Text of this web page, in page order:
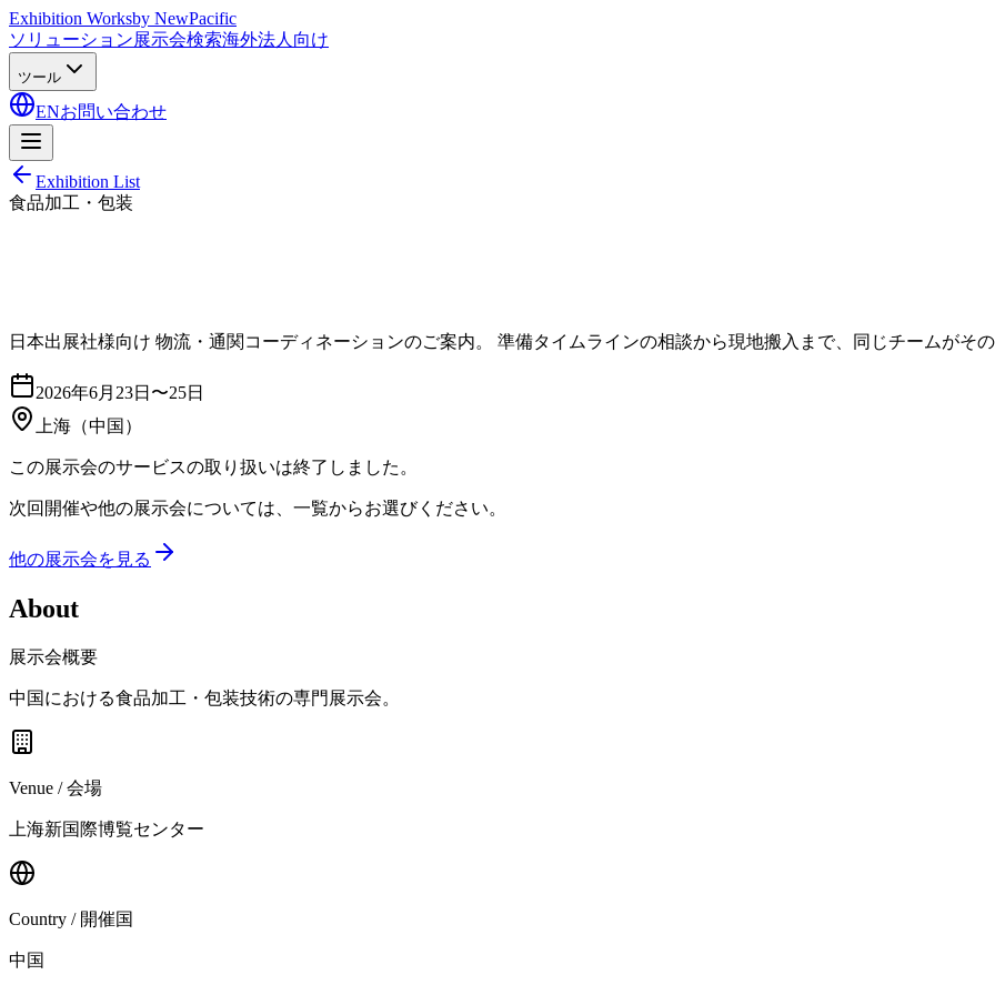
Exhibition Worksby NewPacific
ソリューション展示会検索海外法人向け
ツール
ENお問い合わせ
Exhibition List
食品加工・包装
日本出展社様向け 物流・通関コーディネーションのご案内。 準備タイムラインの相談から現地搬入まで、同じチームがその
2026年6月23日〜25日
上海 （中国）
この展示会のサービスの取り扱いは終了しました。
次回開催や他の展示会については、一覧からお選びください。
他の展示会を見る
About
展示会概要
中国における食品加工・包装技術の専門展示会。
Venue / 会場
上海新国際博覧センター
Country / 開催国
中国